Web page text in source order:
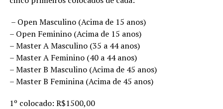
– Open Masculino (Acima de 15 anos)
– Open Feminino (Acima de 15 anos)
– Master A Masculino (35 a 44 anos)
– Master A Feminino (40 a 44 anos)
– Master B Masculino (Acima de 45 anos)
– Master B Feminina (Acima de 45 anos)
1º colocado: R$1500,00